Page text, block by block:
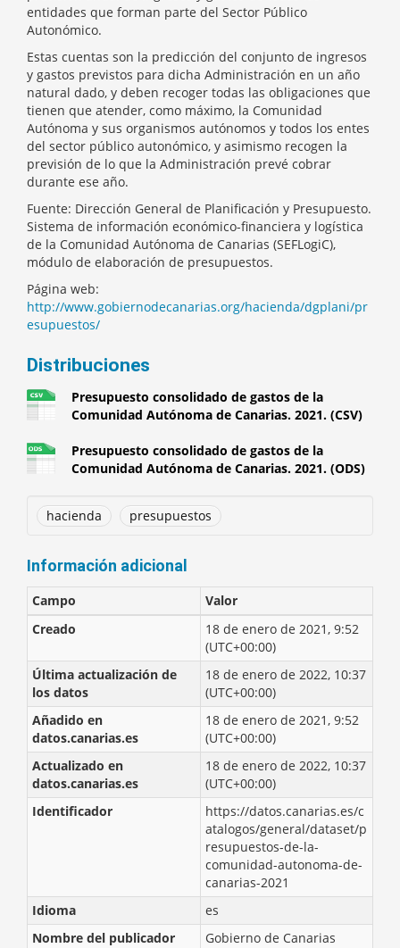
entidades que forman parte del Sector Público
Autonómico.
Estas cuentas son la predicción del conjunto de ingresos
y gastos previstos para dicha Administración en un año
natural dado, y deben recoger todas las obligaciones que
tienen que atender, como máximo, la Comunidad
Autónoma y sus organismos autónomos y todos los entes
del sector público autonómico, y asimismo recogen la
previsión de lo que la Administración prevé cobrar
durante ese año.
Fuente: Dirección General de Planificación y Presupuesto.
Sistema de información económico-financiera y logística
de la Comunidad Autónoma de Canarias (SEFLogiC),
módulo de elaboración de presupuestos.
Página web:
http://www.gobiernodecanarias.org/hacienda/dgplani/pr
esupuestos/
Distribuciones
Presupuesto consolidado de gastos de la
Comunidad Autónoma de Canarias. 2021. (CSV)
Presupuesto consolidado de gastos de la
Comunidad Autónoma de Canarias. 2021. (ODS)
hacienda presupuestos
Información adicional
Campo
Valor
Creado
18 de enero de 2021, 9:52
(UTC+00:00)
Última actualización de
los datos
18 de enero de 2022, 10:37
(UTC+00:00)
Añadido en
datos.canarias.es
18 de enero de 2021, 9:52
(UTC+00:00)
Actualizado en
datos.canarias.es
18 de enero de 2022, 10:37
(UTC+00:00)
Identificador
https://datos.canarias.es/c
atalogos/general/dataset/p
resupuestos-de-la-
comunidad-autonoma-de-
canarias-2021
Idioma
es
Nombre del publicador
Gobierno de Canarias